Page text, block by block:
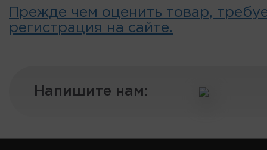
Прежде чем оценить товар,
регистрация на сайте.
Напишите нам: